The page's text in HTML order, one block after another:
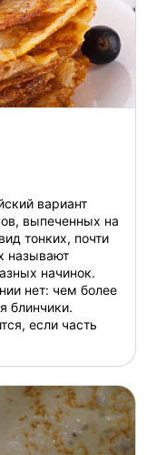
вариант
выпеченных на
тонких, почти
называют
начинок.
нет: чем более
блинчики.
если часть